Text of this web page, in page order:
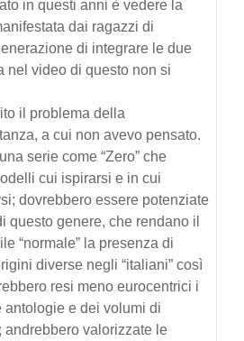
in questi anni è vedere la
dai ragazzi di
di integrare le due
nel video di questo non si
il problema della
a cui non avevo pensato.
serie come “Zero” che
cui ispirarsi e in cui
dovrebbero essere potenziate
questo genere, che rendano il
“normale” la presenza di
diverse negli “italiani” così
resi meno eurocentrici i
antologie e dei volumi di
andrebbero valorizzate le